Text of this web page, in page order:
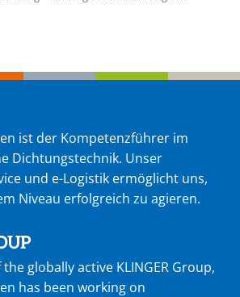
ist der Kompetenzführer im
Dichtungstechnik. Unser
und e-Logistik ermöglicht uns,
Niveau erfolgreich zu agie­ren.
globally active KLINGER Group,
has been working on